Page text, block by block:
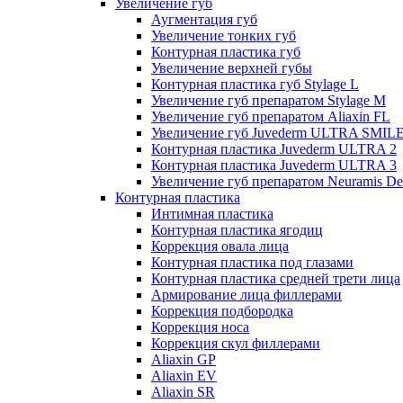
Увеличение губ
Аугментация губ
Увеличение тонких губ
Контурная пластика губ
Увеличение верхней губы
Контурная пластика губ Stylage L
Увеличение губ препаратом Stylage M
Увеличение губ препаратом Aliaxin FL
Увеличение губ Juvederm ULTRA
Контурная пластика Juvederm ULTRA 2
Контурная пластика Juvederm ULTRA 3
Увеличение губ препаратом Neuramis
Контурная пластика
Интимная пластика
Контурная пластика ягодиц
Коррекция овала лица
Контурная пластика под глазами
Контурная пластика средней трети лица
Армирование лица филлерами
Коррекция подбородка
Коррекция носа
Коррекция скул филлерами
Aliaxin GP
Aliaxin EV
Aliaxin SR